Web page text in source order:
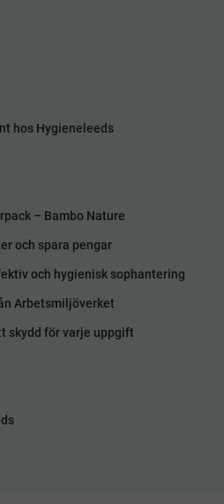
hos Hygieneleeds
– Bambo Nature
och spara pengar
och hygienisk sophantering
Arbetsmiljöverket
skydd för varje uppgift